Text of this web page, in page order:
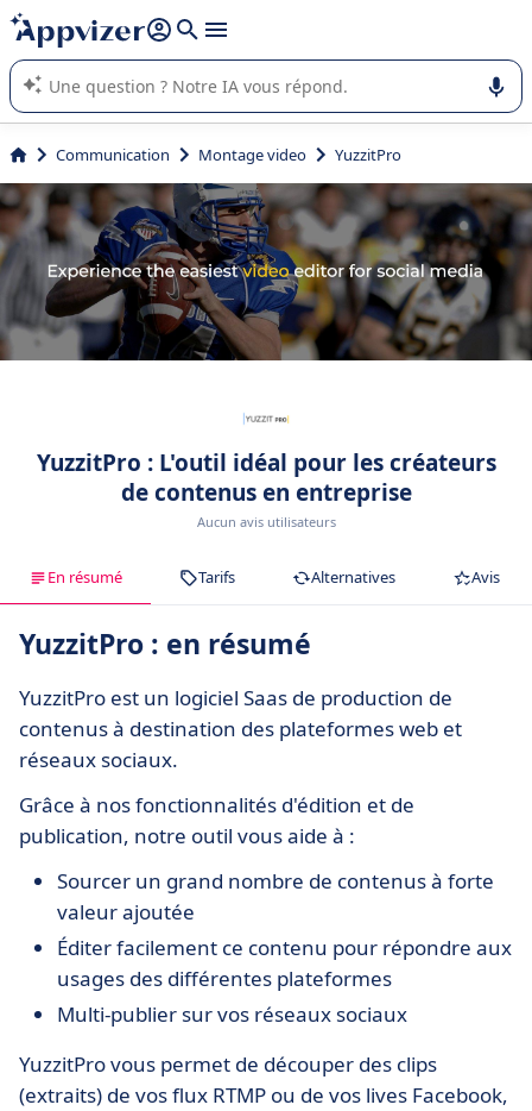
répondre (plusieurs lignes avec
L'IA de Appvizer vous guide dans l'utilisation ou la sélection de
logiciel SaaS en entreprise.
Communication Montage video YuzzitPro
YuzzitPro : L'outil idéal pour les créateurs
de contenus en entreprise
Aucun avis utilisateurs
En résumé Tarifs Alternatives Avis
YuzzitPro : en résumé
YuzzitPro est un logiciel Saas de production de
contenus à destination des plateformes web et
réseaux sociaux.
Grâce à nos fonctionnalités d'édition et de
publication, notre outil vous aide à :
Sourcer un grand nombre de contenus à forte
valeur ajoutée
Éditer facilement ce contenu pour répondre aux
usages des différentes plateformes
Multi-publier sur vos réseaux sociaux
YuzzitPro vous permet de découper des clips
(extraits) de vos flux RTMP ou de vos lives Facebook,